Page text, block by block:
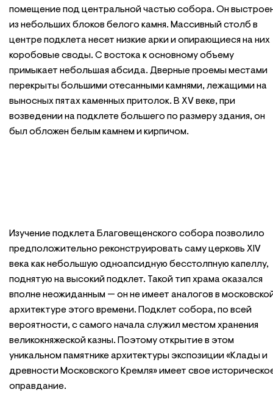
помещение под центральной частью собора. Он
из небольших блоков белого камня. Массивный столб в
центре подклета несет низкие арки и опирающиеся на них
коробовые своды. С востока к основному объему
примыкает небольшая абсида. Дверные проемы местами
перекрыты большими отесанными камнями, лежащими на
выносных пятах каменных притолок. В XV веке, при
возведении на подклете большего по размеру здания, он
был обложен белым камнем и кирпичом.
Изучение подклета Благовещенского собора позволило
предположительно реконструировать саму церковь XIV
века как небольшую одноапсидную бесстолпную капеллу,
поднятую на высокий подклет. Такой тип храма оказался
вполне неожиданным — он не имеет аналогов в
архитектуре этого времени. Подклет собора, по всей
вероятности, с самого начала служил местом хранения
великокняжеской казны. Поэтому открытие в этом
уникальном памятнике архитектуры экспозиции «Клады и
древности Московского Кремля» имеет свое
оправдание.